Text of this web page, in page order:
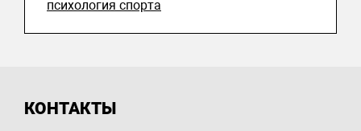
психология спорта
КОНТАКТЫ